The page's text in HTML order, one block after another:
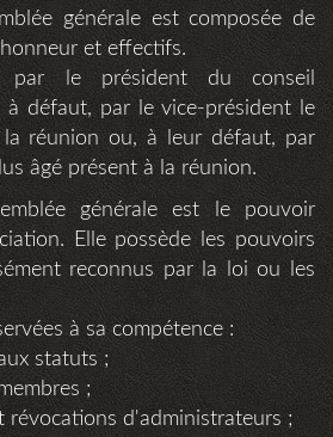
générale est composée de
et effectifs.
par le président du conseil
à défaut, par le vice-président le
réunion ou, à leur défaut, par
âgé présent à la réunion.
générale est le pouvoir
Elle possède les pouvoirs
reconnus par la loi ou les
à sa compétence :
statuts ;
;
d'administrateurs ;